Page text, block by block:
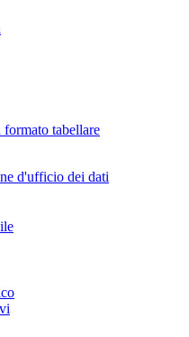
tabellare
d'ufficio dei dati